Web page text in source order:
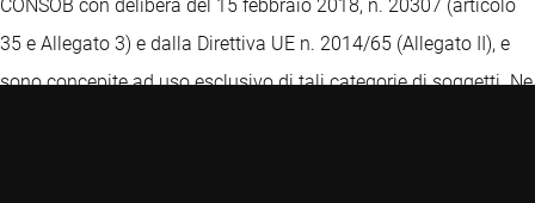
CONSOB con delibera del 15 febbraio 2018, n. 20307 (articolo
35 e Allegato 3) e dalla Direttiva UE n. 2014/65 (Allegato II), e
sono concepite ad uso esclusivo di tali categorie di soggetti. Ne